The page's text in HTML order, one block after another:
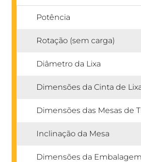
Potência
Rotação (sem carga)
Diâmetro da Lixa
Dimensões da Cinta de
Dimensões das Mesas de
Inclinação da Mesa
Dimensões da Embalagem